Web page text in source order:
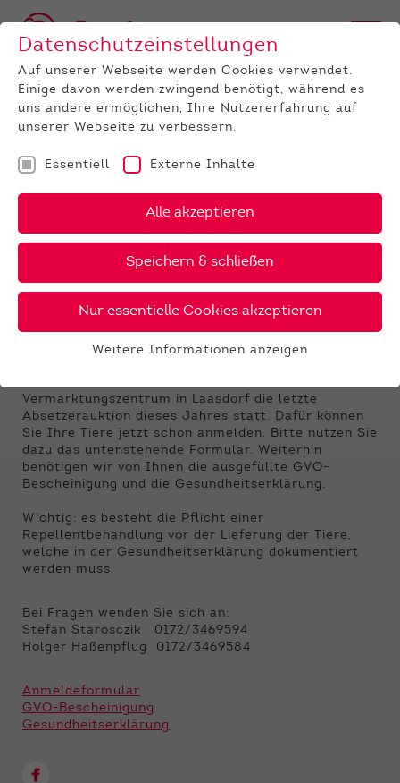
UNTERNEHMEN News
Absetzerauktion Laasdorf -
jetzt anmelden!
Vermarktungszentrum in Laasdorf die letzte
Absetzerauktion dieses Jahres statt. Dafür können
Sie Ihre Tiere jetzt schon anmelden. Bitte nutzen Sie
dazu das untenstehende Formular. Weiterhin
benötigen wir von Ihnen die ausgefüllte GVO-
Bescheinigung und die Gesundheitserklärung.
Wichtig: es besteht die Pflicht einer
Repellentbehandlung vor der Lieferung der Tiere,
welche in der Gesundheitserklärung dokumentiert
werden muss.
Bei Fragen wenden Sie sich an:
Stefan Starosczik 0172/3469594
Holger Haßenpflug 0172/3469584
Anmeldeformular
GVO-Bescheinigung
Gesundheitserklärung
Datenschutzeinstellungen
Auf unserer Webseite werden Cookies verwendet.
Einige davon werden zwingend benötigt, während es
uns andere ermöglichen, Ihre Nutzererfahrung auf
unserer Webseite zu verbessern.
Essentiell Externe Inhalte
Alle akzeptieren
Speichern & schließen
Nur essentielle Cookies akzeptieren
Funktionen der Webseite benötigt. Dadurch ist
gewährleistet, dass die Webseite einwandfrei
funktioniert.
Name cookie_optin
Anbieter Qnetics
Laufzeit 1 Jahr
Cookie-Informationen anzeigen
Externe Inhalte
Wir verwenden auf unserer Website externe
Inhalte, um Ihnen zusätzliche Informationen
Weitere Informationen anzeigen